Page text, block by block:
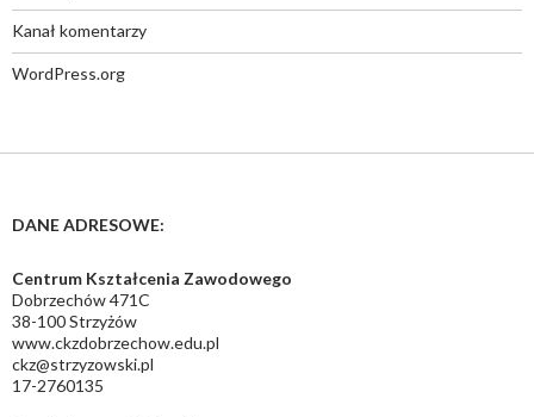
Kanał komentarzy
WordPress.org
DANE ADRESOWE:
Centrum Kształcenia Zawodowego
Dobrzechów 471C
38-100 Strzyżów
www.ckzdobrzechow.edu.pl
ckz@strzyzowski.pl
17-2760135